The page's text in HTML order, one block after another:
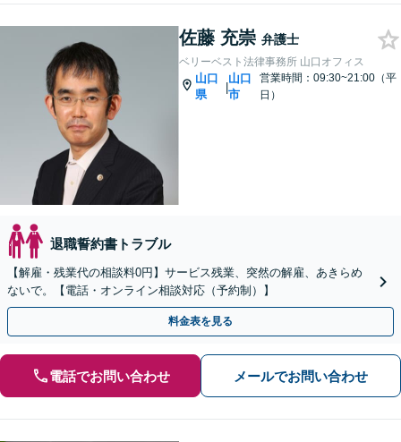
佐藤 充崇 弁護士
ベリーベスト法律事務所 山口オフィス
山口
県
|
山口
市
営業時間：09:30~21:00（平
日）
退職誓約書トラブル
【解雇・残業代の相談料0円】サービス残業、突然の解雇、あきらめ
ないで。【電話・オンライン相談対応（予約制）】
料金表を見る
電話でお問い合わせ メールでお問い合わせ